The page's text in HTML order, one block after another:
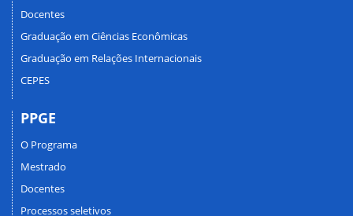
Docentes
Graduação em Ciências Econômicas
Graduação em Relações Internacionais
CEPES
PPGE
O Programa
Mestrado
Docentes
Processos seletivos